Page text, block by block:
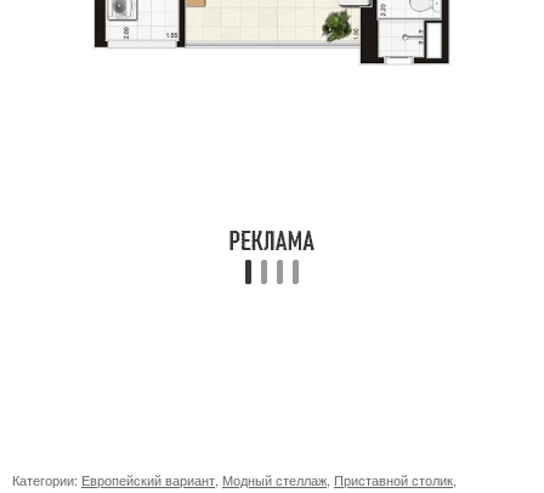
Категории: Европейский вариант Модный стеллаж Приставной столик